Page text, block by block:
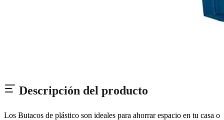
Descripción del producto
Los Butacos de plástico son ideales para ahorrar espacio en tu casa o